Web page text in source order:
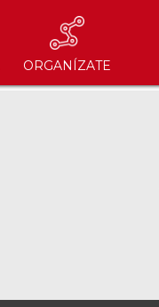
ORGANÍZATE